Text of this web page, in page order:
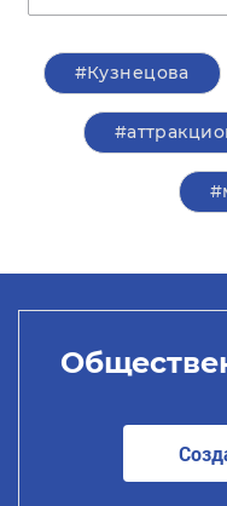
#Кузнецова